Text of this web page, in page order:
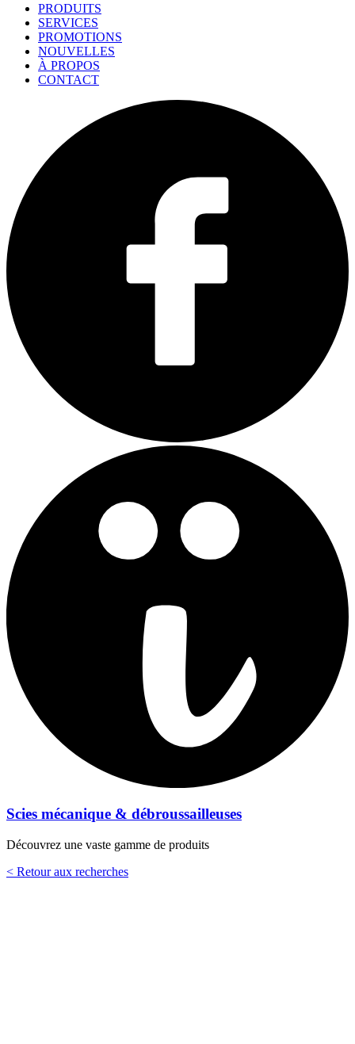
PRODUITS
SERVICES
PROMOTIONS
NOUVELLES
À PROPOS
CONTACT
Scies mécanique & débroussailleuses
Découvrez une vaste gamme de produits
< Retour aux recherches